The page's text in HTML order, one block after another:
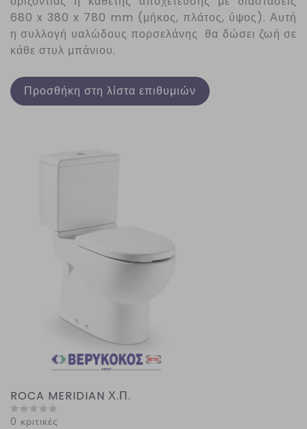
680 x 380 x 780 mm (μήκος, πλάτος, ύψος). Αυτή
η συλλογή υαλώδους πορσελάνης θα δώσει ζωή σε
κάθε στυλ μπάνιου.
Προσθήκη στη λίστα επιθυμιών
ROCA MERIDIAN Χ.Π.
0 κριτικές